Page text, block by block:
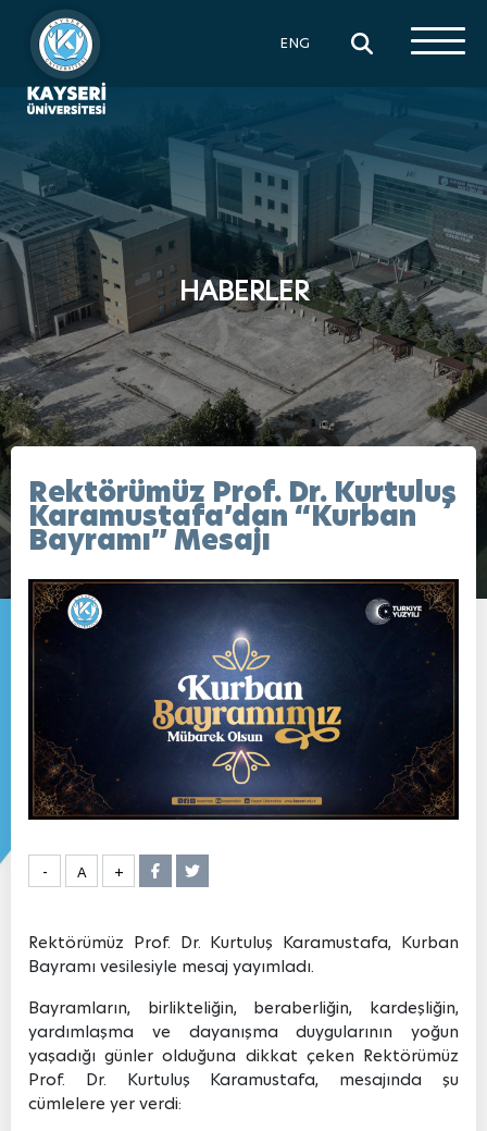
ENG ×
HABERLER
Rektörümüz Prof. Dr. Kurtuluş
Karamustafa’dan “Kurban
Bayramı” Mesajı
- A +
Rektörümüz Prof. Dr. Kurtuluş Karamustafa, Kurban
Bayramı vesilesiyle mesaj yayımladı.
Bayramların, birlikteliğin, beraberliğin, kardeşliğin,
yardımlaşma ve dayanışma duygularının yoğun
yaşadığı günler olduğuna dikkat çeken Rektörümüz
Prof. Dr. Kurtuluş Karamustafa, mesajında şu
cümlelere yer verdi: